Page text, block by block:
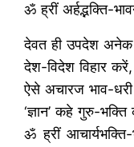
ॐ ह्रीं अर्हद्भक्ति-
देवत ही उपदेश अनेक
देश-विदेश विहार
ऐसे अचारज भाव-धरी
‘ज्ञान’ कहे गुरु-भक्ति
ॐ ह्रीं आचार्यभक्ति-